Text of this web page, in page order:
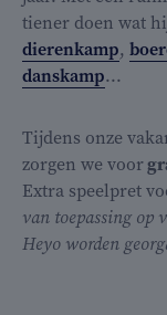
tiener doen wat
dierenkamp,
danskamp...
Tijdens onze
zorgen we voor
Extra speelpret
van toepassing op
Heyo worden